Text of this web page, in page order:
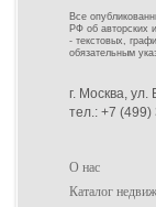
Все
РФ об авторских
- текстовых,
обязательным
г. Москва, ул.
тел.: +7 (499)
О нас
Каталог